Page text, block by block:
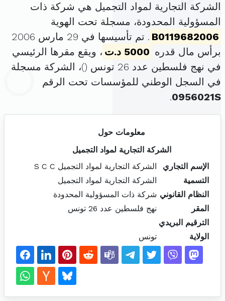
الشركة التجارية لمواد التجميل هي شركة ذات
المسؤولية المحدودة، مسجلة تحت الهوية
B0119682006
. تم تأسيسها في 29 مارس 2006
برأس مال قدره 5000 د.ت
، ويقع مقرها الرئيسي
في نهج فلسطين عدد 26 تونس (
)، الشركة مسجلة
في السجل الوطني للمؤسسات تحت الرقم
0956021S
.
معلومات حول
الشركة التجارية لمواد التجميل
الإسم التجاري
الشركة التجارية لمواد التجميل S C C
التسمية
الشركة التجارية لمواد التجميل
النظام القانوني شركة ذات المسؤولية المحدودة
المقر
نهج فلسطين عدد 26 تونس
الترقيم البريدي
الولاية
تونس